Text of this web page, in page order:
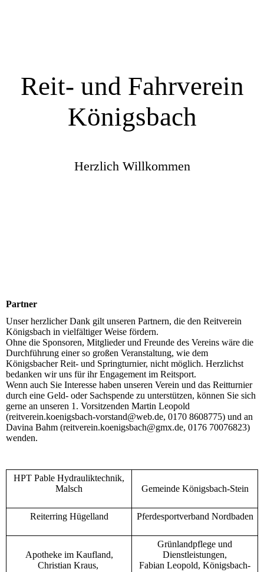
Reit- und Fahrverein
Königsbach
Herzlich Willkommen
Partner
Unser herzlicher Dank gilt unseren Partnern, die den Reitverein
Königsbach in vielfältiger Weise fördern.
Ohne die Sponsoren, Mitglieder und Freunde des Vereins wäre die
Durchführung einer so großen Veranstaltung, wie dem
Königsbacher Reit- und Springturnier, nicht möglich. Herzlichst
bedanken wir uns für ihr Engagement im Reitsport.
Wenn auch Sie Interesse haben unseren Verein und das Reitturnier
durch eine Geld- oder Sachspende zu unterstützen, können Sie sich
gerne an unseren 1. Vorsitzenden Martin Leopold
(reitverein.koenigsbach-vorstand@web.de, 0170 8608775) und an
Davina Bahm (reitverein.koenigsbach@gmx.de, 0176 70076823)
wenden.
HPT Pable Hydrauliktechnik,
Malsch
Gemeinde Königsbach-Stein
Reiterring Hügelland Pferdesportverband Nordbaden
Apotheke im Kaufland,
Christian Kraus,
Grünlandpflege und
Dienstleistungen,
Fabian Leopold, Königsbach-